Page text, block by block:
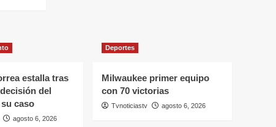
estalla tras
del
caso
agosto 6, 2026
Deportes
Milwaukee primer equipo
con 70 victorias
Tvnoticiastv agosto 6, 2026